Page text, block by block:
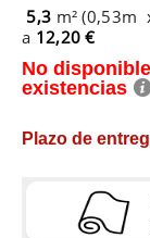
5,3 m² (0,53m
a 12,20 €
No
existencias
Plazo de